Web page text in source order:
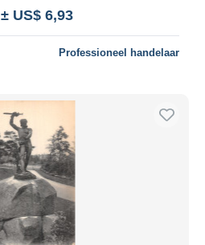
± US$ 6,93
Professioneel handelaar